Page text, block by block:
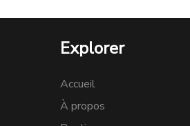
Explorer
Accueil
À propos